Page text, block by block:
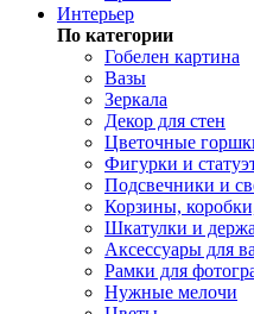
Интерьер
По категории
Гобелен картина
Вазы
Зеркала
Декор для стен
Цветочные
Фигурки и
Подсвечники и
Корзины,
Шкатулки и
Аксессуары для
Рамки для
Нужные мелочи